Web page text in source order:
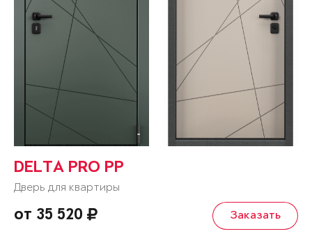
DELTA PRO PP
Дверь для квартиры
от 35 520 Заказать